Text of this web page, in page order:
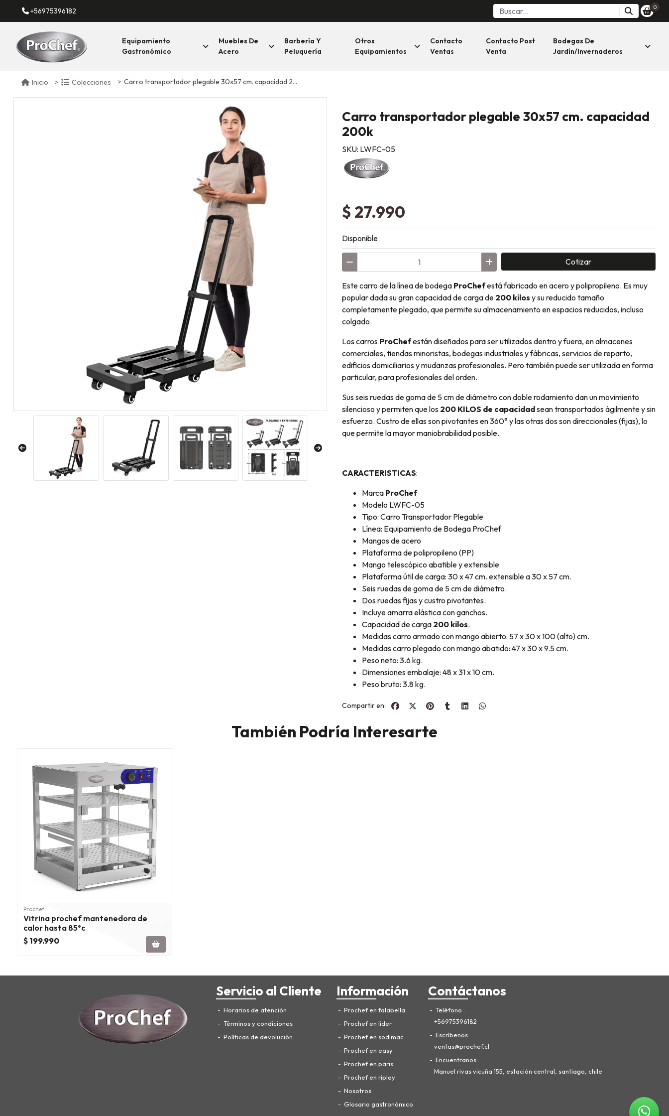
+56975396182 0
Equipamiento
Gastronómico
Muebles De
Acero
Barbería Y
Peluquería
Otros
Equipamientos
Contacto
Ventas
Contacto Post
Venta
Bodegas De
Jardín/invernaderos
Inicio Colecciones Carro transportador plegable 30x57 cm. capacidad 200k
Carro transportador plegable 30x57 cm. capacidad
200k
SKU: LWFC-05
$ 27.990
Disponible
Cotizar
Este carro de la línea de bodega ProChefestá fabricado en acero y polipropileno. Es muy
popular dada su gran capacidad de carga de 200 kilos y su reducido tamaño
completamente plegado, que permite su almacenamiento en espacios reducidos, incluso
colgado.
Los carros ProChefestán diseñados para ser utilizados dentro y fuera, en almacenes
comerciales, tiendas minoristas, bodegas industriales y fábricas, servicios de reparto,
edificios domiciliarios y mudanzas profesionales. Pero también puede ser utilizada en forma
particular, para profesionales del orden.
Sus seis ruedas de goma de 5 cm de diámetro con doble rodamiento dan un movimiento
silencioso y permiten que los 200 KILOS de capacidadsean transportados ágilmente y sin
esfuerzo. Custro de ellas son pivotantes en 360° y las otras dos son direccionales (fijas), lo
que permite la mayor maniobrabilidad posible.
CARACTERISTICAS:
Marca ProChef
Modelo LWFC-05
Tipo: Carro Transportador Plegable
Línea: Equipamiento de Bodega ProChef
Mangos de acero
Plataforma de polipropileno (PP)
Mango telescópico abatible y extensible
Plataforma útil de carga: 30 x 47 cm. extensible a 30 x 57 cm.
Seis ruedas de goma de 5 cm de diámetro.
Dos ruedas fijas y custro pivotantes.
Incluye amarra elástica con ganchos.
Capacidad de carga 200 kilos.
Medidas carro armado con mango abierto: 57 x 30 x 100 (alto) cm.
Medidas carro plegado con mango abatido: 47 x 30 x 9.5 cm.
Peso neto: 3.6 kg.
Dimensiones embalaje: 48 x 31 x 10 cm.
Peso bruto: 3.8 kg.
Compartir en:
También Podría Interesarte
Prochef
Vitrina prochef mantenedora de
calor hasta 85°c
$ 199.990
Servicio al Cliente
Horarios de atención
Términos y condiciones
Políticas de devolución
Información
Prochef en falabella
Prochef en lider
Prochef en sodimac
Prochef en easy
Prochef en paris
Prochef en ripley
Nosotros
Glosario gastronómico
Contáctanos
Teléfono
+56975396182
Escríbenos
ventas@prochef.cl
Encuentranos
Manuel rivas vicuña 155, estación central, santiago, chile